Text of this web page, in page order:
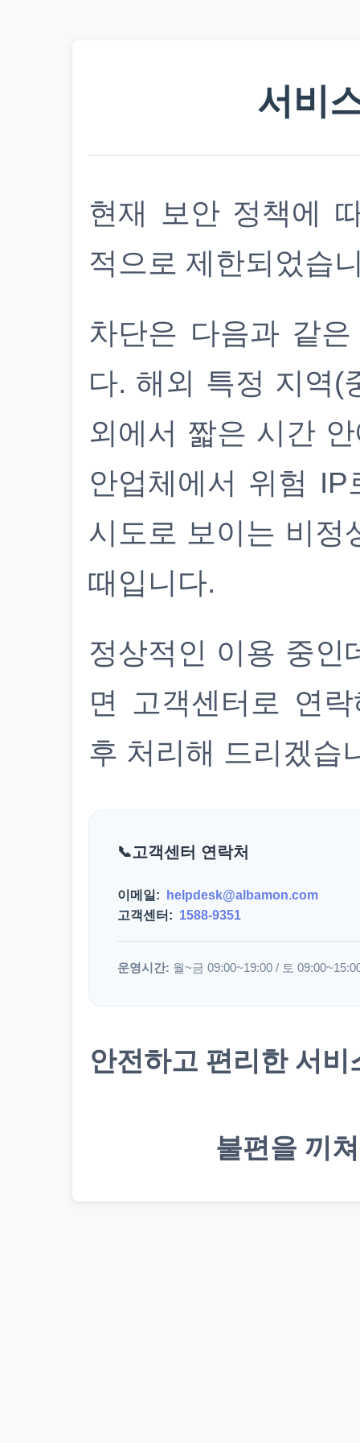
서비
현재 보안 정책에
적으로 제한되었습
차단은 다음과 같
다. 해외 특정 지역(
외에서 짧은 시간
안업체에서 위험
시도로 보이는 비정
때입니다.
정상적인 이용 중인
면 고객센터로 연
후 처리해 드리겠습
고객센터 연락처
이메일:
helpdesk@albamon.com
고객센터: 1588-9351
운영시간: 월~금 09:00~19:00 / 토
안전하고 편리한 서
불편을 끼